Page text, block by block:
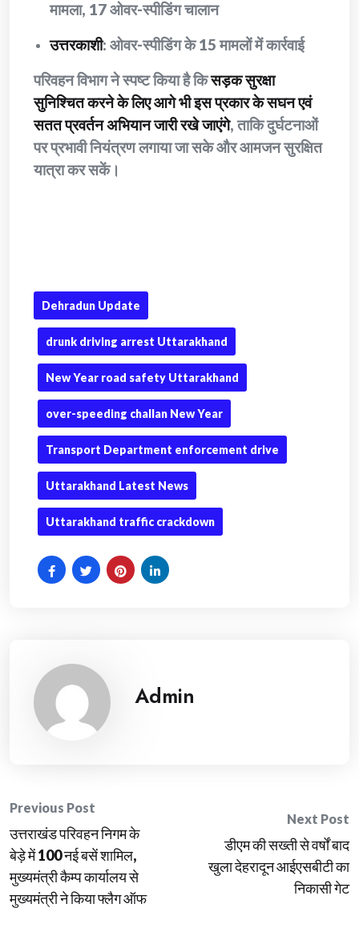
मामला, 17 ओवर-स्पीडिंग चालान
उत्तरकाशी: ओवर-स्पीडिंग के 15 मामलों में कार्रवाई
परिवहन विभाग ने स्पष्ट किया है किसड़क सुरक्षा
सुनिश्चित करने के लिए आगे भी इस प्रकार के सघन एवं
सतत प्रवर्तन अभियान जारी रखे जाएंगे, ताकि दुर्घटनाओं
पर प्रभावी नियंत्रण लगाया जा सके और आमजन सुरक्षित
यात्रा कर सकें।
Dehradun Update
drunk driving arrest Uttarakhand
New Year road safety Uttarakhand
over-speeding challan New Year
Transport Department enforcement drive
Uttarakhand Latest News
Uttarakhand traffic crackdown
Admin
Post
navigation
Previous Post
उत्तराखंड परिवहन निगम के
बेड़े में 100 नई बसें शामिल,
मुख्यमंत्री कैम्प कार्यालय से
मुख्यमंत्री ने किया फ्लैग ऑफ
Next Post
डीएम की सख्ती से वर्षों बाद
खुला देहरादून आईएसबीटी का
निकासी गेट